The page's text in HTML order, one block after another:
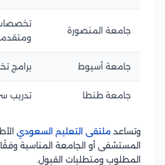
جامعة المنصورة
جامعة أسيوط برامج
جامعة طنطا تدريب
وتساعد ملتقى التعليم السعودي
المستشفى أو الجامعة المناسبة
المطلوب ومتطلبات القبول.